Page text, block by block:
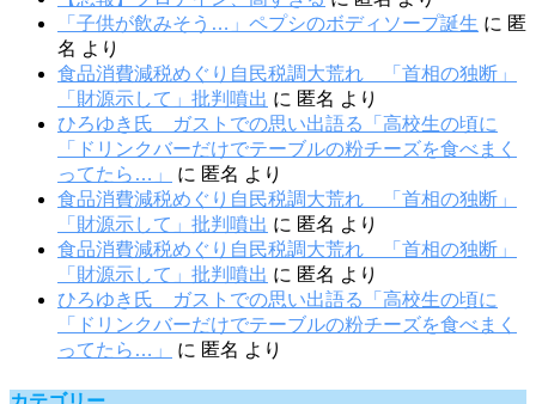
「子供が飲みそう…」ペプシのボディソープ誕生 に 匿
名 より
食品消費減税めぐり自民税調大荒れ 「首相の独断」
「財源示して」批判噴出 に 匿名 より
ひろゆき氏 ガストでの思い出語る「高校生の頃に
「ドリンクバーだけでテーブルの粉チーズを食べまく
ってたら…」
に 匿名 より
食品消費減税めぐり自民税調大荒れ 「首相の独断」
「財源示して」批判噴出 に 匿名 より
食品消費減税めぐり自民税調大荒れ 「首相の独断」
「財源示して」批判噴出 に 匿名 より
ひろゆき氏 ガストでの思い出語る「高校生の頃に
「ドリンクバーだけでテーブルの粉チーズを食べまく
ってたら…」
に 匿名 より